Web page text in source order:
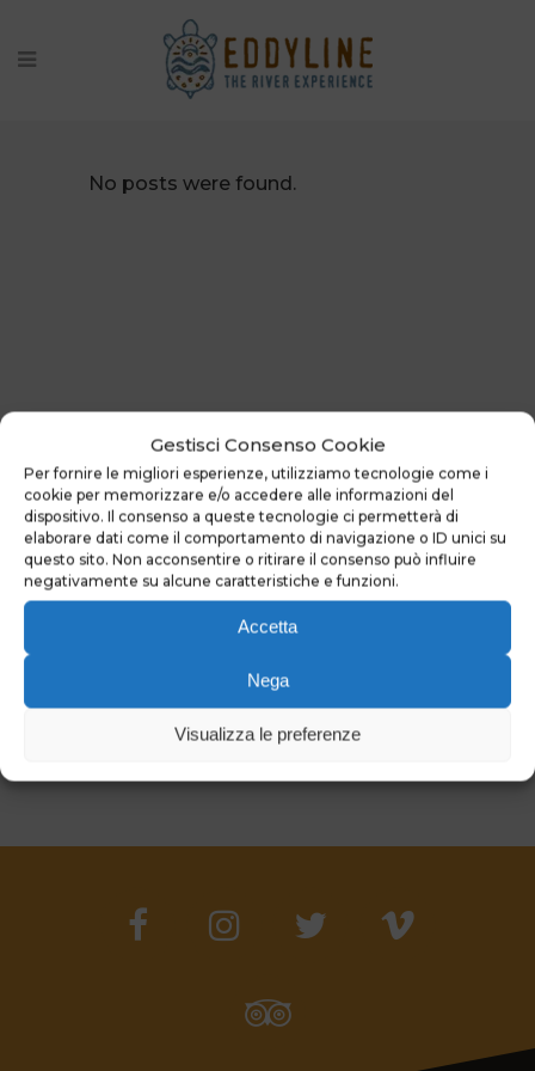
Gestisci Consenso Cookie
Per fornire le migliori esperienze, utilizziamo tecnologie come i
cookie per memorizzare e/o accedere alle informazioni del
dispositivo. Il consenso a queste tecnologie ci permetterà di
elaborare dati come il comportamento di navigazione o ID unici su
questo sito. Non acconsentire o ritirare il consenso può influire
negativamente su alcune caratteristiche e funzioni.
Accetta
Nega
Visualizza le preferenze
No posts were found.